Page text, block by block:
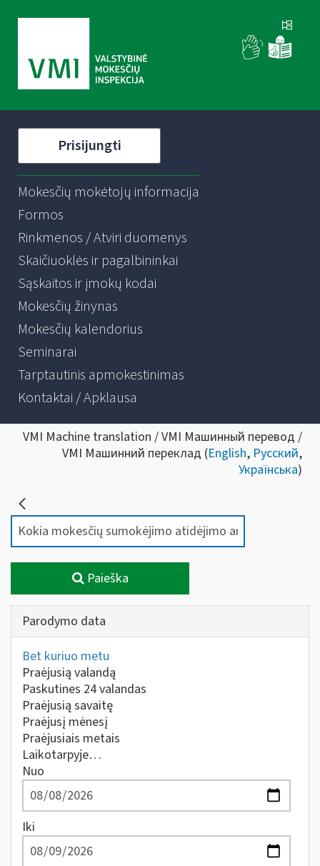
Prisijungti
Mokesčių mokėtojų informacija
Formos
Rinkmenos / Atviri duomenys
Skaičiuoklės ir pagalbininkai
Sąskaitos ir įmokų kodai
Mokesčių žinynas
Mokesčių kalendorius
Seminarai
Tarptautinis apmokestinimas
Kontaktai / Apklausa
VMI Machine translation / VMI Машинный перевод /
VMI Машинний переклад (English, Русский,
Українська)
Paieška
Parodymo data
Bet kuriuo metu
Praėjusią valandą
Paskutines 24 valandas
Praėjusią savaitę
Praėjusį mėnesį
Praėjusiais metais
Laikotarpyje…
Nuo
Iki